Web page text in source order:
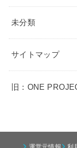
未分類
サイトマップ
旧：ONE